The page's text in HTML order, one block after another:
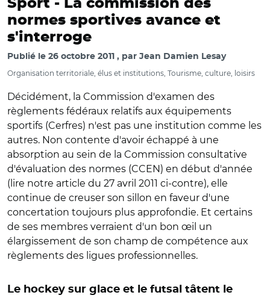
Sport - La commission des
normes sportives avance et
s'interroge
Publié le 26 octobre 2011 par Jean Damien Lesay
Organisation territoriale, élus et institutions, Tourisme, culture, loisirs
Décidément, la Commission d'examen des
règlements fédéraux relatifs aux équipements
sportifs (Cerfres) n'est pas une institution comme les
autres. Non contente d'avoir échappé à une
absorption au sein de la Commission consultative
d'évaluation des normes (CCEN) en début d'année
(lire notre article du 27 avril 2011 ci-contre), elle
continue de creuser son sillon en faveur d'une
concertation toujours plus approfondie. Et certains
de ses membres verraient d'un bon œil un
élargissement de son champ de compétence aux
règlements des ligues professionnelles.
Le hockey sur glace et le futsal tâtent le